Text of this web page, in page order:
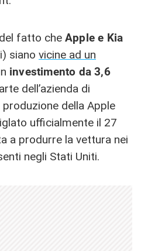
fatto che Apple e Kia
siano vicine ad un
investimento da 3,6
dell’azienda di
produzione della Apple
ufficialmente il 27
a produrre la vettura nei
negli Stati Uniti.